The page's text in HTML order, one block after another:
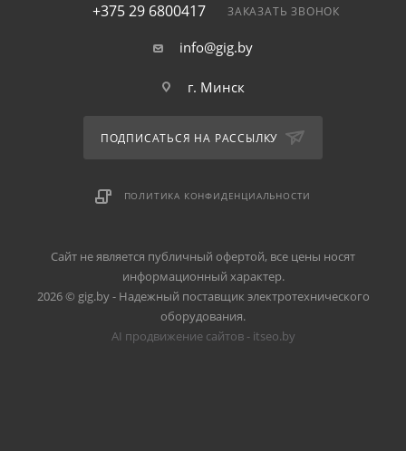
+375 29 6800417 ЗАКАЗАТЬ ЗВОНОК
info@gig.by
г. Минск
ПОДПИСАТЬСЯ НА РАССЫЛКУ
ПОЛИТИКА КОНФИДЕНЦИАЛЬНОСТИ
Сайт не является публичный офертой, все цены носят
информационный характер.
2026 © gig.by - Надежный поставщик электротехнического
оборудования.
AI продвижение сайтов - itseo.by